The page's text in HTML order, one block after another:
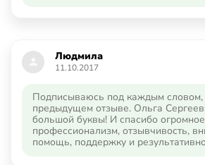
Подписываюсь под каждым
предыдущем отзыве. Ольга
большой буквы! И спасибо
профессионализм, отзывчивость,
помощь, поддержку и
11.10.2017
Людмила